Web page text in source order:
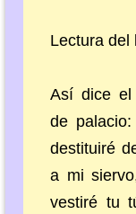
Lectura del
Así dice el
de
destituiré
a mi
vestiré tu